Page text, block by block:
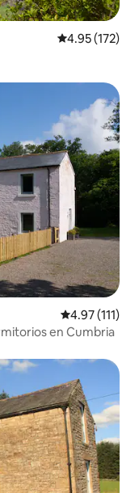
Calificación
4.95 (172)
Calificación
4.97 (111)
en Cumbria